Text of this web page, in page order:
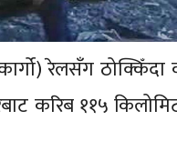
रेलसँग
करिब ११५